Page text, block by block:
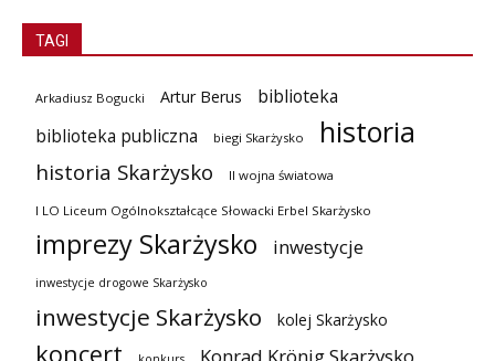
TAGI
Arkadiusz Bogucki Artur Berus
biblioteka
biblioteka publiczna
biegi Skarżysko historia
historia Skarżysko II wojna światowa
I LO Liceum Ogólnokształcące Słowacki Erbel Skarżysko
imprezy Skarżysko inwestycje
inwestycje drogowe Skarżysko
inwestycje Skarżysko kolej Skarżysko
koncert